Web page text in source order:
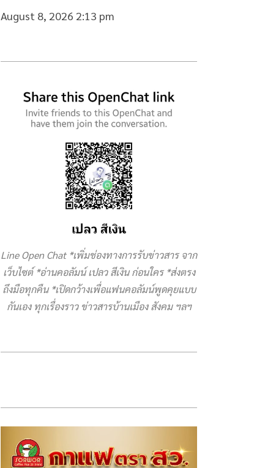
August 8, 2026 2:13 pm
Line Open Chat *เพิ่มช่องทางการรับข่าวสาร จาก
เว็บไซต์ *อ่านคอลัมน์ เปลว สีเงิน ก่อนใคร *ส่งตรง
ถึงมือทุกคืน *เปิดกว้างเพื่อแฟนคอลัมน์พูดคุยแบบ
กันเอง ทุกเรื่องราว ข่าวสารบ้านเมือง สังคม ฯลฯ